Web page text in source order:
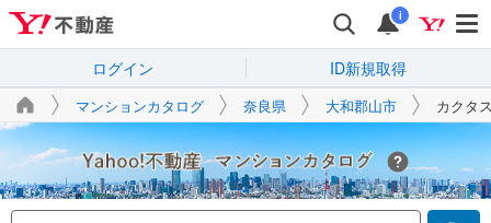
i
ログイン ID新規取得
マンションカタログ 奈良県 大和郡山市 カクタ
Yahoo!不動産